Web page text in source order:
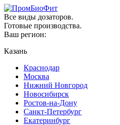
Все виды дозаторов.
Готовые производства.
Ваш регион:
Казань
Краснодар
Москва
Нижний Новгород
Новосибирск
Ростов-на-Дону
Санкт-Петербург
Екатеринбург